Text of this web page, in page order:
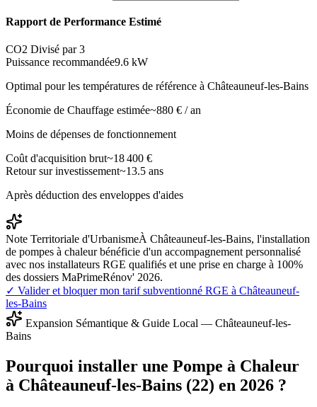
Rapport de Performance Estimé
CO2 Divisé par 3
Puissance recommandée9.6 kW
Optimal pour les températures de référence à Châteauneuf-les-Bains
Économie de Chauffage estimée~880 € / an
Moins de dépenses de fonctionnement
Coût d'acquisition brut~18 400 €
Retour sur investissement~13.5 ans
Après déduction des enveloppes d'aides
Note Territoriale d'UrbanismeÀ Châteauneuf-les-Bains, l'installation
de pompes à chaleur bénéficie d'un accompagnement personnalisé
avec nos installateurs RGE qualifiés et une prise en charge à 100%
des dossiers MaPrimeRénov' 2026.
✓ Valider et bloquer mon tarif subventionné RGE à Châteauneuf-
les-Bains
Expansion Sémantique & Guide Local — Châteauneuf-les-
Bains
Pourquoi installer une Pompe à Chaleur
à Châteauneuf-les-Bains (22) en 2026 ?